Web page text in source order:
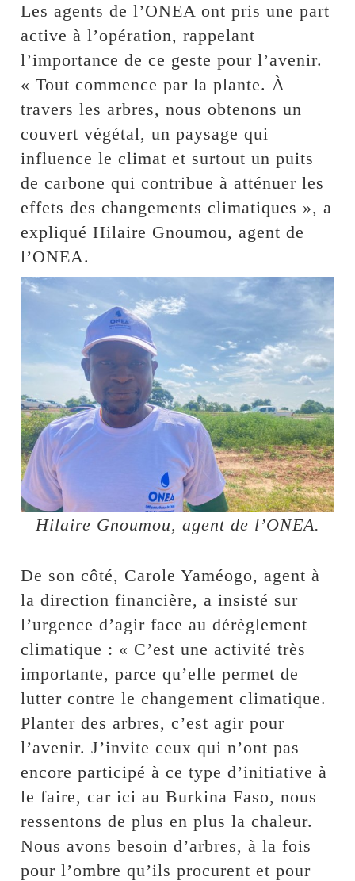
Les agents de l’ONEA ont pris une part
active à l’opération, rappelant
l’importance de ce geste pour l’avenir.
« Tout commence par la plante. À
travers les arbres, nous obtenons un
couvert végétal, un paysage qui
influence le climat et surtout un puits
de carbone qui contribue à atténuer les
effets des changements climatiques », a
expliqué Hilaire Gnoumou, agent de
l’ONEA.
Hilaire Gnoumou, agent de l’ONEA.
De son côté, Carole Yaméogo, agent à
la direction financière, a insisté sur
l’urgence d’agir face au dérèglement
climatique : « C’est une activité très
importante, parce qu’elle permet de
lutter contre le changement climatique.
Planter des arbres, c’est agir pour
l’avenir. J’invite ceux qui n’ont pas
encore participé à ce type d’initiative à
le faire, car ici au Burkina Faso, nous
ressentons de plus en plus la chaleur.
Nous avons besoin d’arbres, à la fois
pour l’ombre qu’ils procurent et pour